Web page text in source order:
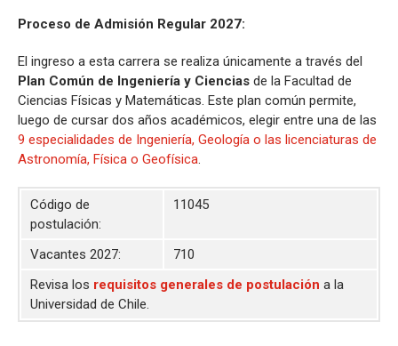
Proceso de Admisión Regular 2027:
El ingreso a esta carrera se realiza únicamente a través del
Plan Común de Ingeniería y Ciencias de la Facultad de
Ciencias Físicas y Matemáticas. Este plan común permite,
luego de cursar dos años académicos, elegir entre una de las
9 especialidades de Ingeniería, Geología o las licenciaturas de
Astronomía, Física o Geofísica.
Código de
postulación:
11045
Vacantes 2027:
710
Revisa los requisitos generales de postulación a la
Universidad de Chile.